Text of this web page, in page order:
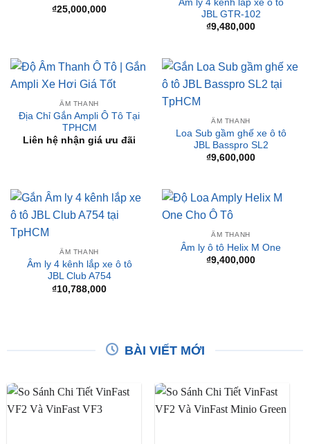
₫25,000,000
Âm ly 4 kênh lắp xe ô tô
JBL GTR-102
₫9,480,000
ÂM THANH
Địa Chỉ Gắn Ampli Ô Tô Tại
TPHCM
Liên hệ nhận giá ưu đãi
ÂM THANH
Loa Sub gầm ghế xe ô tô
JBL Basspro SL2
₫9,600,000
ÂM THANH
Âm ly 4 kênh lắp xe ô tô
JBL Club A754
₫10,788,000
ÂM THANH
Âm ly ô tô Helix M One
₫9,400,000
BÀI VIẾT MỚI